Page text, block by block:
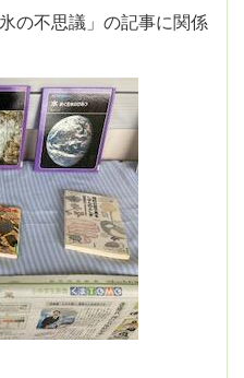
の不思議」の記事に関係